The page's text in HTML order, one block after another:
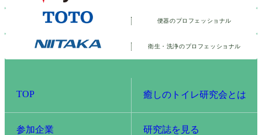
便器のプロフェッショナル
衛生・洗浄のプロフェッショナル
TOP 癒しのトイレ研究会とは
参加企業 研究誌を見る